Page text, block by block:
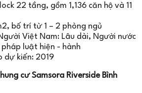
22 tầng, gồm 1,136 căn hộ và 11
bố trí từ 1 – 2 phòng ngủ
Việt Nam: Lâu dài, Người nước
luật hiện - hành
dự kiến: 2019
cư Samsora Riverside Bình